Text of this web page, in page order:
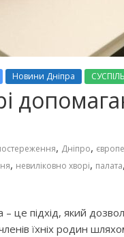
Новини Дніпра
, Дніпро,
, невиліковно хворі, палата,
це підхід, який
їхніх родин